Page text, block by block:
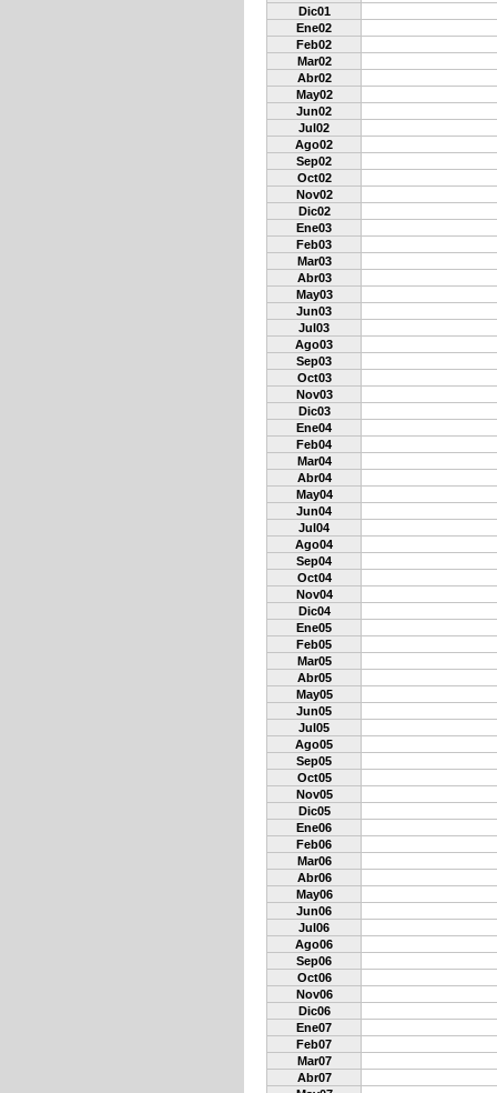
Dic01
Ene02
Feb02
Mar02
Abr02
May02
Jun02
Jul02
Ago02
Sep02
Oct02
Nov02
Dic02
Ene03
Feb03
Mar03
Abr03
May03
Jun03
Jul03
Ago03
Sep03
Oct03
Nov03
Dic03
Ene04
Feb04
Mar04
Abr04
May04
Jun04
Jul04
Ago04
Sep04
Oct04
Nov04
Dic04
Ene05
Feb05
Mar05
Abr05
May05
Jun05
Jul05
Ago05
Sep05
Oct05
Nov05
Dic05
Ene06
Feb06
Mar06
Abr06
May06
Jun06
Jul06
Ago06
Sep06
Oct06
Nov06
Dic06
Ene07
Feb07
Mar07
Abr07